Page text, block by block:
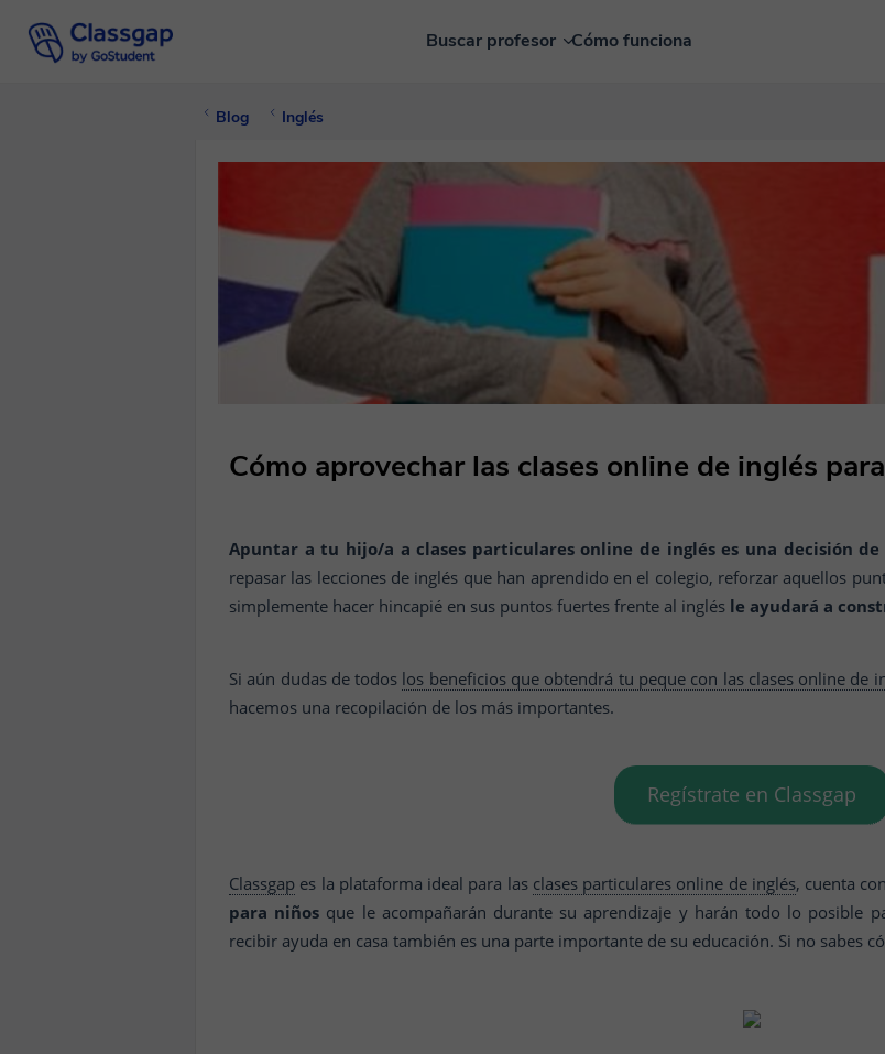
Buscar profesor Cómo funciona
Blog Inglés
Cómo aprovechar las clases online de inglés
Apuntar a tu hijo/a a clases particulares online de inglés es una decisión de
repasar las lecciones de inglés que han aprendido en el colegio, reforzar aquellos
simplemente hacer hincapié en sus puntos fuertes frente al inglés le ayudará a
Si aún dudas de todos los beneficios que obtendrá tu peque con las clases online de
hacemos una recopilación de los más importantes.
Regístrate en Classgap
Classgap es la plataforma ideal para las clases particulares online de inglés, cuenta con
para niños que le acompañarán durante su aprendizaje y harán todo lo posible
recibir ayuda en casa también es una parte importante de su educación. Si no sabes